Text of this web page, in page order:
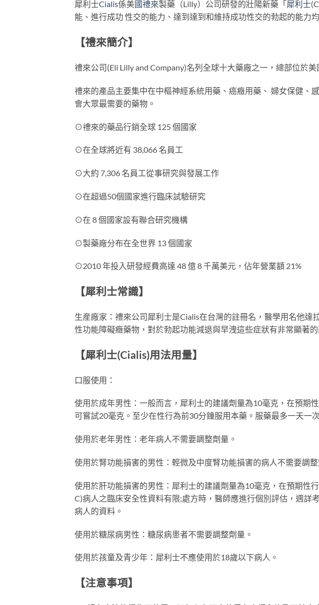
犀利士Cialis係美國禮來製藥（Lilly）公司研發的壯陽新藥「 犀利士
能、進行成功 性交的能力、達到達到和維持成功性交的勃起的能力
【禮來簡介】
禮來公司(Eli Lilly and Company)名列全球十大藥廠之一，總部位於
禮來的產品主要集中在中樞神經系統用藥、癌癥用藥、 婦女保健、
會大眾最需要的藥物。
⊙禮來的藥品行銷全球 125 個國家
⊙在全球將近有 38,066 名員工
⊙大約 7,306 名員工從事研究與發展工作
⊙在超過50個國家進行臨床試驗研究
⊙在 8 個國家設有聯合研究機構
⊙製藥廠分布在全世界 13 個國家
⊙2010 年投入研發經費高達 48 億 8 千萬美元，佔年營業額 21%
【犀利士常識】
生産廠家：禮來公司犀利士是Cialis在台灣的註冊名，醫學用名他
性功能障礙癥藥物，對於勃起功能減退與早洩這些症狀有非常顯著的
【犀利士(Cialis)用法用量】
口服使用：
使用於成年男性：一般而言，犀利士的建議劑量為10毫克，在預期
可嘗試20毫克。至少在性行為前30分鐘服用本藥。服藥最多一天一
使用於老年男性：老年病人不需要調整劑量。
使用於腎功能損害的男性：輕微及中度腎功能損害的病人不需要調
使用於肝功能損害的男性：犀利士的建議劑量為10毫克，在預期性
C)病人之臨床安全性資料有限;處方時，醫師應進行個別評估，週
病人的資料。
使用於糖尿病男性：糖尿病患者不需要調整劑量。
使用於孩童及青少年：犀利士不應使用於18歲以下病人。
【注意事項】